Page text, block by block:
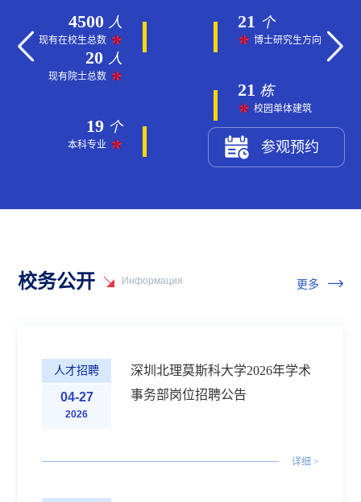
4500 人
现有在校生总数
20 人
现有院士总数
19 个
本科专业
21 个
博士研究生方向
21 栋
校园单体建筑
参观预约
校务公开 Информация 更多
人才招聘
04-27
2026
深圳北理莫斯科大学2026年学术
事务部岗位招聘公告
详细 >